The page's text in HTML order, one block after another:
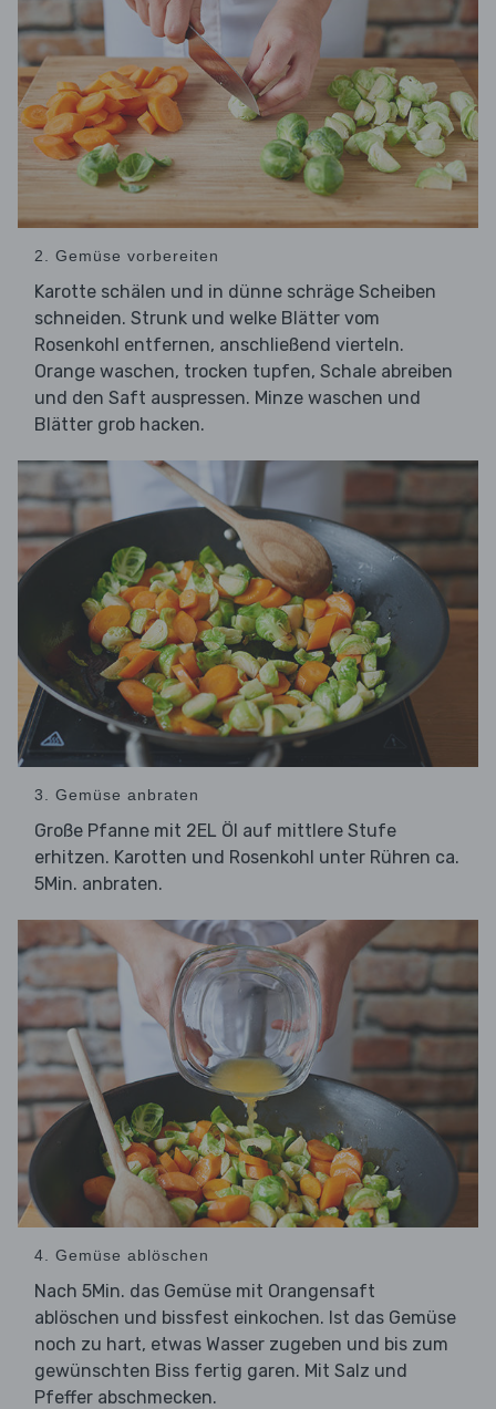
2. Gemüse vorbereiten
Karotte schälen und in dünne schräge Scheiben
schneiden. Strunk und welke Blätter vom
Rosenkohl entfernen, anschließend vierteln.
Orange waschen, trocken tupfen, Schale abreiben
und den Saft auspressen. Minze waschen und
Blätter grob hacken.
3. Gemüse anbraten
Große Pfanne mit 2EL Öl auf mittlere Stufe
erhitzen. Karotten und Rosenkohl unter Rühren ca.
5Min. anbraten.
4. Gemüse ablöschen
Nach 5Min. das Gemüse mit Orangensaft
ablöschen und bissfest einkochen. Ist das Gemüse
noch zu hart, etwas Wasser zugeben und bis zum
gewünschten Biss fertig garen. Mit Salz und
Pfeffer abschmecken.